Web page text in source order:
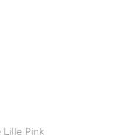
Pink